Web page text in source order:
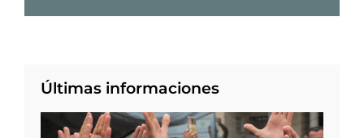
Últimas informaciones